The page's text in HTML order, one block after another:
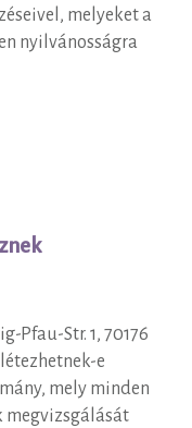
melyeket a
nyilvánosságra
Pfau-Str. 1, 70176
e
mely minden
megvizsgálását